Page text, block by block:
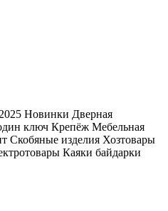
Новинки Дверная
ключ Крепёж Мебельная
Скобяные изделия Хозтовары
Каяки байдарки